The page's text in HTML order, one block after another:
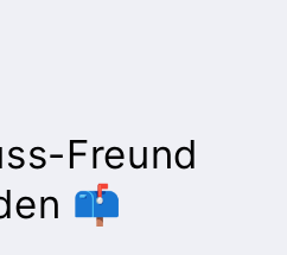
Freund
📫